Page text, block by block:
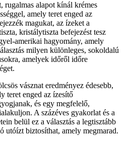
rugalmas alapot kínál krémes
amely teret enged az
magukat, az ízeket a
kristálytiszta befejezést tesz
amerikai hagyomány, amely
milyen különleges, sokoldalú
amelyek időről időre
vásznat eredményez édesebb,
teret enged az ízesítő
és egy megfelelő,
A százéves gyakorlat és a
belül ez a választás a legtisztább
utóízt biztosíthat, amely megmarad.